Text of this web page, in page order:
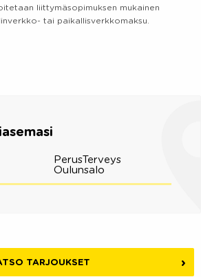
liittymäsopimuksen mukainen
tai paikallisverkkomaksu.
PerusTerveys
Oulunsalo
TARJOUKSET